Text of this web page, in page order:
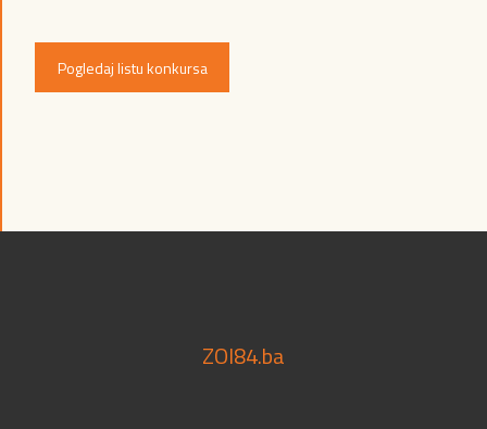
Pogledaj listu konkursa
ZOI84.ba